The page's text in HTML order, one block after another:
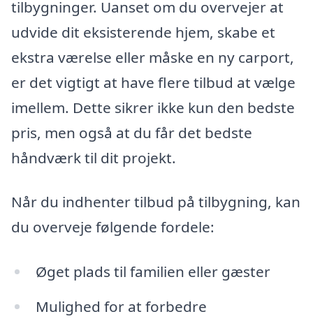
tilbygninger. Uanset om du overvejer at
udvide dit eksisterende hjem, skabe et
ekstra værelse eller måske en ny carport,
er det vigtigt at have flere tilbud at vælge
imellem. Dette sikrer ikke kun den bedste
pris, men også at du får det bedste
håndværk til dit projekt.
Når du indhenter tilbud på tilbygning, kan
du overveje følgende fordele:
Øget plads til familien eller gæster
Mulighed for at forbedre